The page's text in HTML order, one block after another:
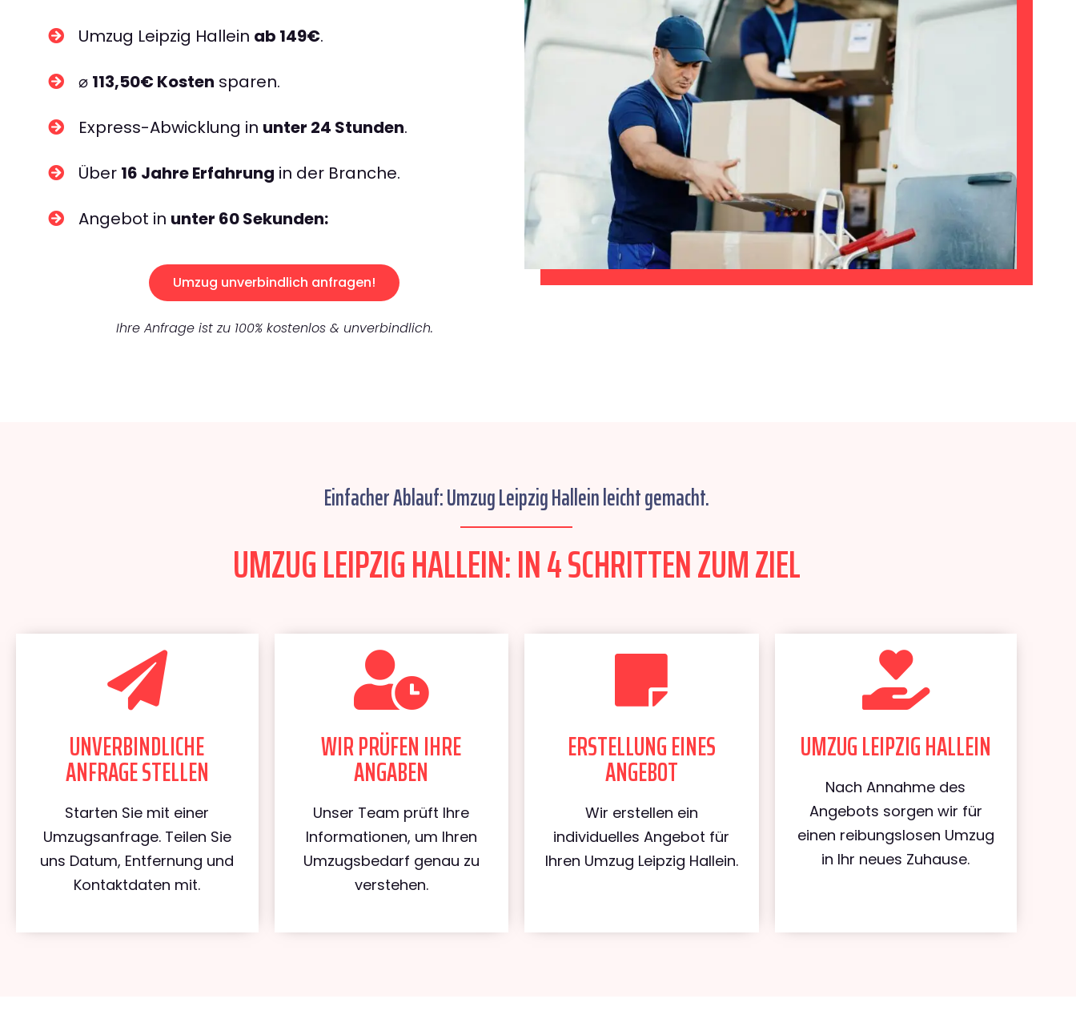
Umzug Leipzig Hallein ab 149€.
⌀ 113,50€ Kosten sparen.
Express-Abwicklung in unter 24 Stunden.
Über 16 Jahre Erfahrung in der Branche.
Angebot in unter 60 Sekunden:
Umzug unverbindlich anfragen!
Ihre Anfrage ist zu 100% kostenlos & unverbindlich.
Einfacher Ablauf: Umzug Leipzig Hallein leicht gemacht.
UMZUG LEIPZIG HALLEIN: IN 4 SCHRITTEN ZUM ZIEL
UNVERBINDLICHE
ANFRAGE STELLEN
Starten Sie mit einer
Umzugsanfrage. Teilen Sie
uns Datum, Entfernung und
Kontaktdaten mit.
WIR PRÜFEN IHRE
ANGABEN
Unser Team prüft Ihre
Informationen, um Ihren
Umzugsbedarf genau zu
verstehen.
ERSTELLUNG EINES
ANGEBOT
Wir erstellen ein
individuelles Angebot für
Ihren Umzug Leipzig Hallein.
UMZUG LEIPZIG HALLEIN
Nach Annahme des
Angebots sorgen wir für
einen reibungslosen Umzug
in Ihr neues Zuhause.